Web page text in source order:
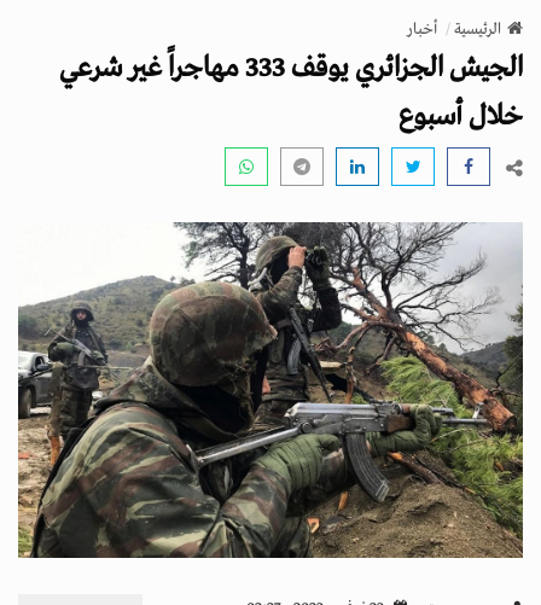
v
g
a
n
الرئيسية أخبار
الجيش الجزائري يوقف 333 مهاجراً غير شرعي
خلال أسبوع